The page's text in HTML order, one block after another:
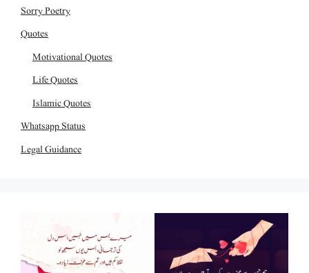
Sorry Poetry
Quotes
Motivational Quotes
Life Quotes
Islamic Quotes
Whatsapp Status
Legal Guidance